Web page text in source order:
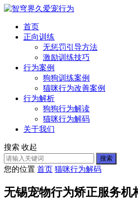
首页
正向训练
无惩罚引导方法
激励训练技巧
行为案例
狗狗训练案例
猫咪行为改善案例
行为解析
狗狗行为解读
猫咪行为解码
关于我们
搜索 收起
搜索
您的位置 首页 猫咪行为解码
无锡宠物行为矫正服务机